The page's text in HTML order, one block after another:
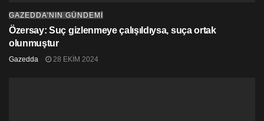
GAZEDDA'NIN GÜNDEMİ
Özersay: Suç gizlenmeye çalışıldıysa, suça ortak
olunmuştur
Gazedda 28 EKIM 2024